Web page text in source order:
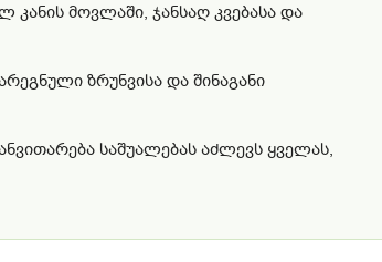
მოვლაში, ჯანსაღ კვებასა და
ზრუნვისა და შინაგანი
საშუალებას აძლევს ყველას,